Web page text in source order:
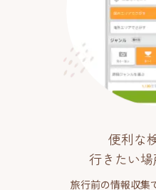
便利な
行きたい
旅行前の情報収集